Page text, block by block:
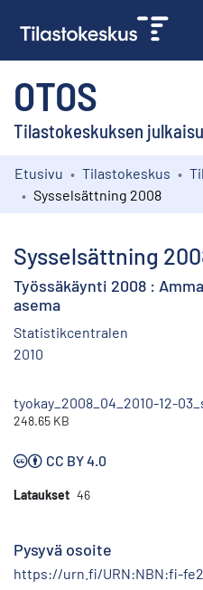
OTOS
Tilastokeskuksen
Kokoelmat
Etusivu Tilastokeskus
Sysselsättning 2008
Sysselsättning
Työssäkäynti 2008 :
asema
Statistikcentralen
2010
tyokay_2008_04_2010-12-
248.65 KB
CC BY 4.0
Lataukset 46
Pysyvä osoite
https://urn.fi/URN:NBN:fi-